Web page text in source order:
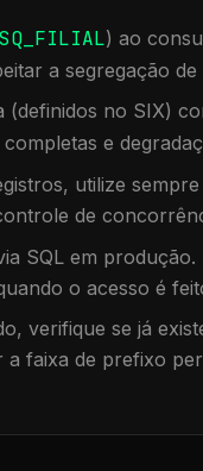
SQ_FILIAL) ao
a segregação de
(definidos no SIX)
e
utilize
de
SQL em
o acesso é
verifique se já
faixa de prefixo